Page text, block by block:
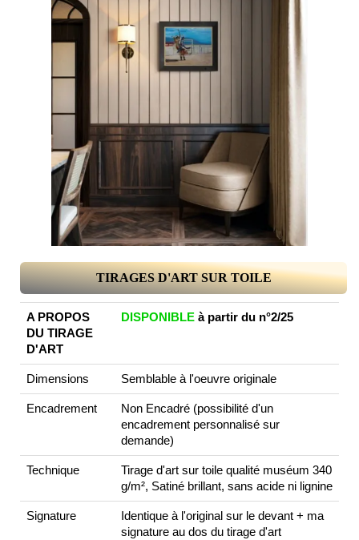
TIRAGES D'ART SUR TOILE
A PROPOS
DU TIRAGE
D'ART
DISPONIBLE à partir du n°2/25
Dimensions Semblable à l'oeuvre originale
Encadrement
Non Encadré (possibilité d'un
encadrement personnalisé sur
demande)
Technique
Tirage d'art sur toile qualité muséum 340
g/m², Satiné brillant, sans acide ni lignine
Signature
Identique à l'original sur le devant + ma
signature au dos du tirage d'art